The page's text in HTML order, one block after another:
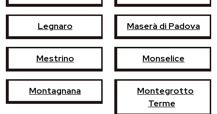
Legnaro Maserà di Padova
Mestrino Monselice
Montagnana
Montegrotto
Terme